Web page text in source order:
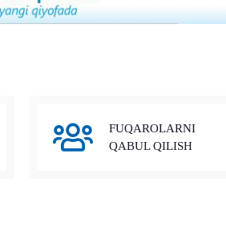
FUQAROLARNI
QABUL QILISH